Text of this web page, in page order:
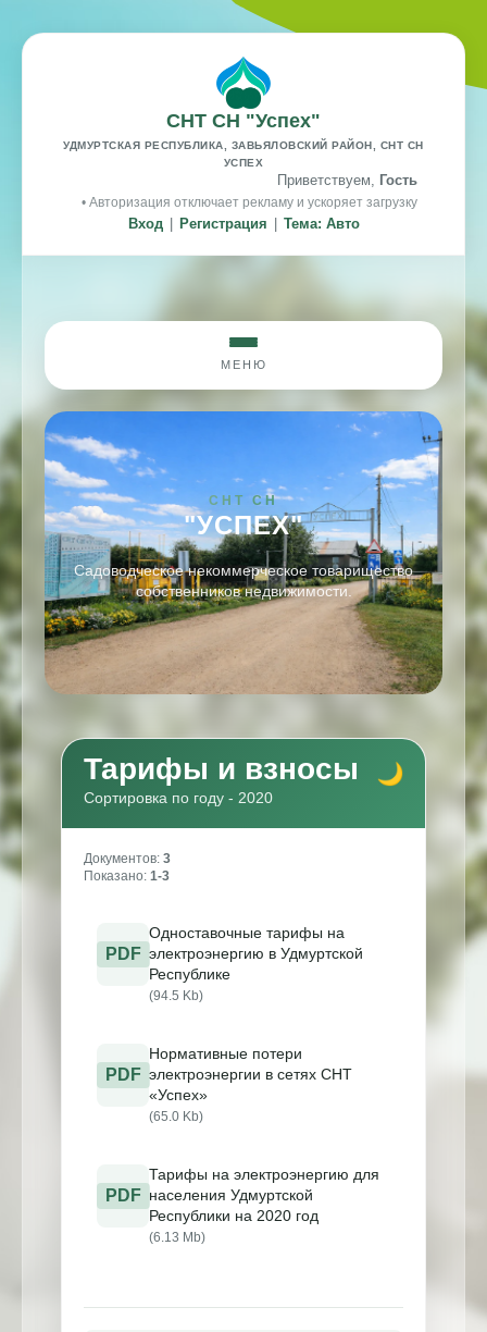
СНТ СН "Успех"
УДМУРТСКАЯ РЕСПУБЛИКА, ЗАВЬЯЛОВСКИЙ РАЙОН, СНТ СН
УСПЕХ
Приветствуем, Гость
• Авторизация отключает рекламу и ускоряет загрузку
Вход Регистрация Тема: Авто
МЕНЮ
СНТ СН
"УСПЕХ"
Садоводческое некоммерческое товарищество
собственников недвижимости.
Тарифы и взносы
Сортировка по году - 2020
Документов: 3
Показано: 1-3
PDF
Одноставочные тарифы на
электроэнергию в Удмуртской
Республике
(94.5 Kb)
PDF
Нормативные потери
электроэнергии в сетях СНТ
«Успех»
(65.0 Kb)
PDF
Тарифы на электроэнергию для
населения Удмуртской
Республики на 2020 год
(6.13 Mb)